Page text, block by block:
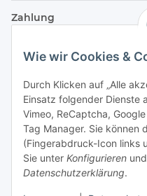
Wie wir Cookies &
Durch Klicken auf „Alle
Einsatz folgender Dienste
Vimeo, ReCaptcha,
Tag Manager. Sie können
(Fingerabdruck-Icon links
Sie unter Konfigurieren
Datenschutzerklärung.
Zahlung
Versand